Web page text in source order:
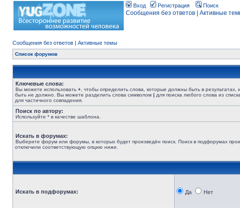
Вход Регистрация Поиск
Сообщения без ответов Активные
Сообщения без ответов | Активные темы
Список форумов
Ключевые слова:
Вы можете использовать + , чтобы определить слова, которые должны быть в результатах, и
быть не должно. Вы можете разделить слова символом | для поиска любого слова из
для частичного совпадения.
Поиск по автору:
Используйте * в качестве шаблона.
Искать в форумах:
Выберите форум или форумы, в которых будет произведён поиск. Поиск в подфорумах
отключили соответствующую опцию ниже.
Искать в подфорумах: Да Нет